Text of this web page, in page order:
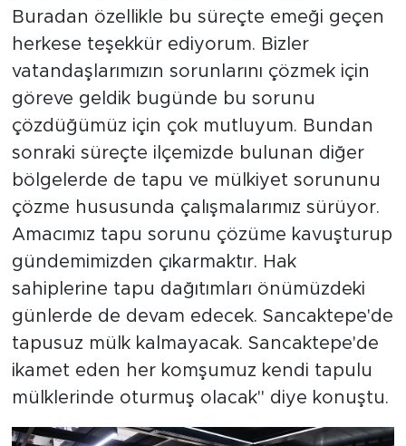
Buradan özellikle bu süreçte emeği geçen
herkese teşekkür ediyorum. Bizler
vatandaşlarımızın sorunlarını çözmek için
göreve geldik bugünde bu sorunu
çözdüğümüz için çok mutluyum. Bundan
sonraki süreçte ilçemizde bulunan diğer
bölgelerde de tapu ve mülkiyet sorununu
çözme hususunda çalışmalarımız sürüyor.
Amacımız tapu sorunu çözüme kavuşturup
gündemimizden çıkarmaktır. Hak
sahiplerine tapu dağıtımları önümüzdeki
günlerde de devam edecek. Sancaktepe'de
tapusuz mülk kalmayacak. Sancaktepe'de
ikamet eden her komşumuz kendi tapulu
mülklerinde oturmuş olacak" diye konuştu.